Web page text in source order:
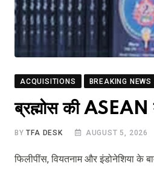
ACQUISITIONS BREAKING NEWS
ब्रह्मोस की ASEAN
BYTFA DESK AUGUST 5, 2026
फिलीपींस, वियतनाम और इंडोनेशिया के